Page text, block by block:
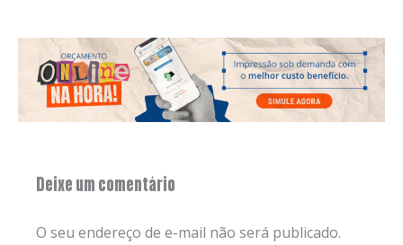
Deixe um comentário
O seu endereço de e-mail não será publicado.